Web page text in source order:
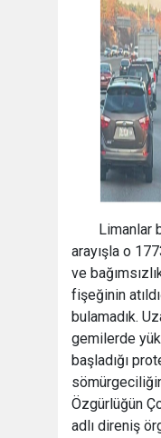
Limanlar
arayışla o
ve
fişeğinin
bulamadık.
gemilerde
başladığı
Özgürlüğün
adlı direniş